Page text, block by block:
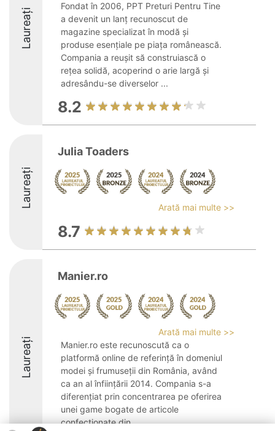
Laureați
Fondat în 2006, PPT Preturi Pentru Tine
a devenit un lanț recunoscut de
magazine specializat în modă și
produse esențiale pe piața românească.
Compania a reușit să construiască o
rețea solidă, acoperind o arie largă și
adresându-se diverselor ...
8.2
Laureați
Julia Toaders
Arată mai multe >>
8.7
Laureați
Manier.ro
Arată mai multe >>
Manier.ro este recunoscută ca o
platformă online de referință în domeniul
modei și frumuseții din România, având
ca an al înființării 2014. Compania s-a
diferențiat prin concentrarea pe oferirea
unei game bogate de articole
confecționate din ...